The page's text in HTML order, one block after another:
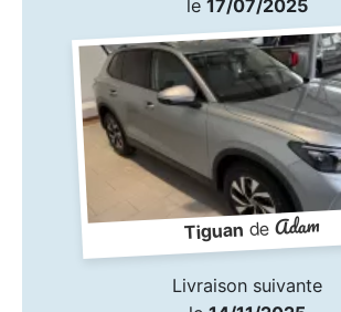
le 17/07/2025
TiguandeAdam
Livraison suivante